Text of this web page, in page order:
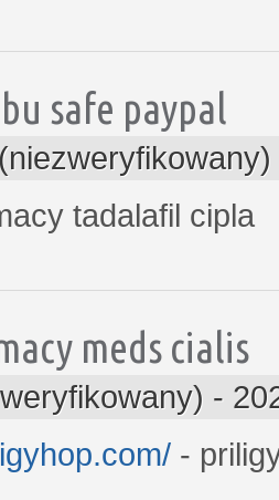
safe paypal
tadalafil cipla
meds cialis
-
-